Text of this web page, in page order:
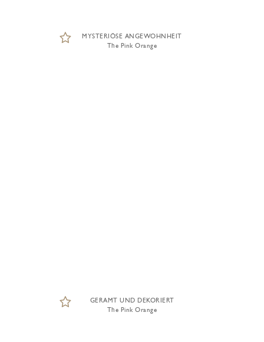
MYSTERIÖSE ANGEWOHNHEIT
The Pink Orange
GERAMT UND DEKORIERT
The Pink Orange